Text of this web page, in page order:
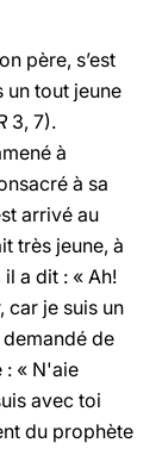
père, s’est
un tout jeune
3, 7).
à
à sa
arrivé au
très jeune, à
a dit : « Ah!
car je suis un
de
: « N'aie
avec toi
du prophète